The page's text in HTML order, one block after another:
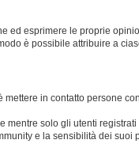
ed esprimere le proprie
è possibile attribuire a
in contatto persone
solo gli utenti
e la sensibilità dei suoi